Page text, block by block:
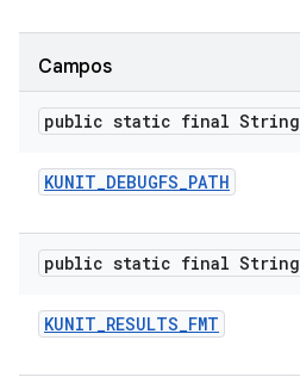
Campos
public static final String
KUNIT_DEBUGFS_PATH
public static final String
KUNIT_RESULTS_FMT